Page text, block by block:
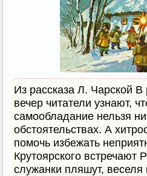
Из рассказа Л. Чарской В
вечер читатели узнают,
самообладание нельзя
обстоятельствах. А
помочь избежать
Крутоярского
служанки пляшут, веселя